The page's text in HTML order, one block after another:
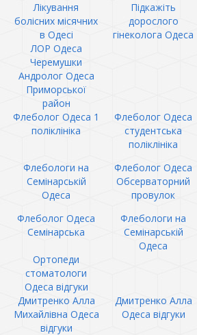
Лікування
болісних місячних
в Одесі
Підкажіть
дорослого
гінеколога Одеса
ЛОР Одеса
Черемушки
Андролог Одеса
Приморської
район
Флеболог Одеса 1
поліклініка
Флеболог Одеса
студентська
поліклініка
Флебологи на
Семінарській
Одеса
Флеболог Одеса
Обсерваторний
провулок
Флеболог Одеса
Семінарська
Флебологи на
Семінарській
Одеса
Ортопеди
стоматологи
Одеса відгуки
Дмитренко Алла
Михайлівна Одеса
відгуки
Дмитренко Алла
Одеса відгуки